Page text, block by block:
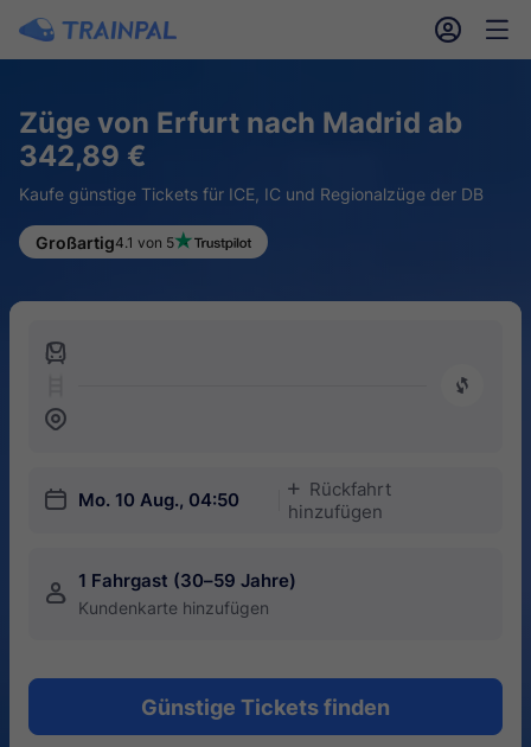
󱎓 󱒨
Züge von Erfurt nach Madrid ab
342,89 €
Kaufe günstige Tickets für ICE, IC und Regionalzüge der DB
Großartig4.1 von 5
󱍉
󰿠
󱒣
󱎗 Mo. 10 Aug., 04:50
󱅇
Rückfahrt
hinzufügen
󱍂 1 Fahrgast (30–59 Jahre)
Kundenkarte hinzufügen
Günstige Tickets finden